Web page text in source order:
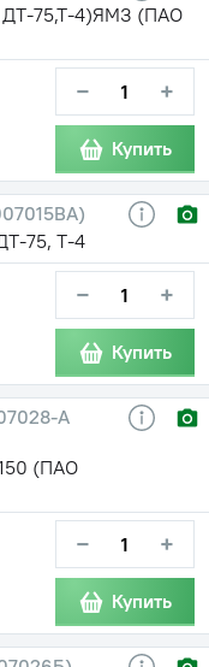
ДТ-75,Т-4)ЯМЗ (ПАО
− +
Купить
75, Т-4
− +
Купить
А
(ПАО
− +
Купить